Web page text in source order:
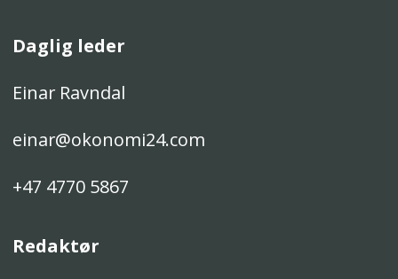
Daglig leder
Einar Ravndal
einar@okonomi24.com
+47 4770 5867
Redaktør